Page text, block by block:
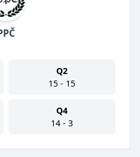
Q2
15 - 15
Q4
14 - 3